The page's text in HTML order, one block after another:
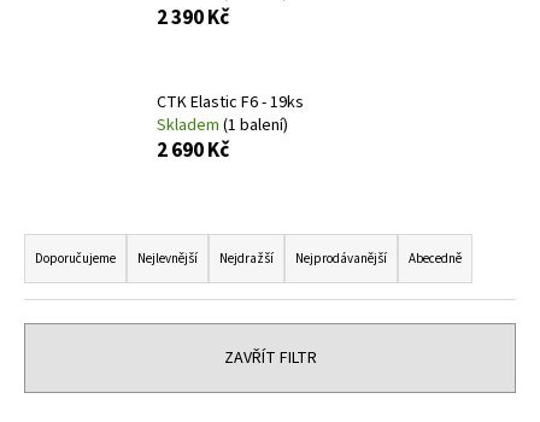
2 390 Kč
CTK Elastic F6 - 19ks
Skladem (1 balení)
2 690 Kč
Ř
a
z
e
í
Doporučujeme Nejlevnější Nejdražší Nejprodávanější Abecedně
ZAVŘÍT FILTR
HLEDAT
D
o
p
u